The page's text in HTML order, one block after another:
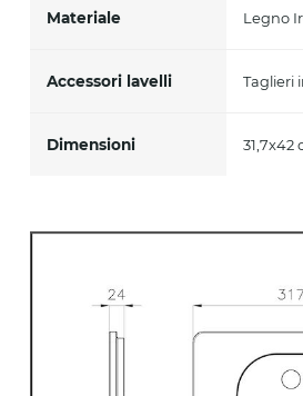
Materiale Legno
Accessori lavelli Taglieri
Dimensioni 31,7x42